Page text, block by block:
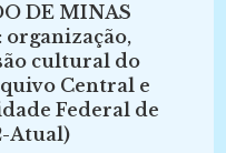
DE MINAS
organização,
cultural do
Central e
Federal de
Atual)